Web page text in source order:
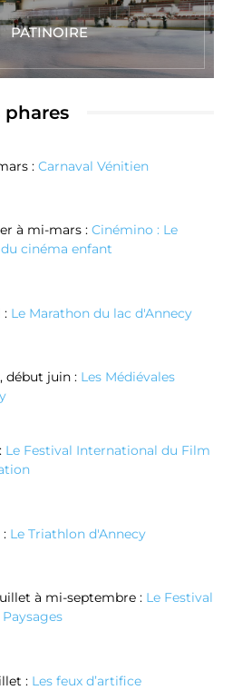
PATINOIRE
phares
: Carnaval Vénitien
à mi-mars : Cinémino : Le
cinéma enfant
: Le Marathon du lac d'Annecy
début juin : Les Médiévales
Le Festival International du Film
: Le Triathlon d'Annecy
à mi-septembre : Le Festival
: Les feux d’artifice